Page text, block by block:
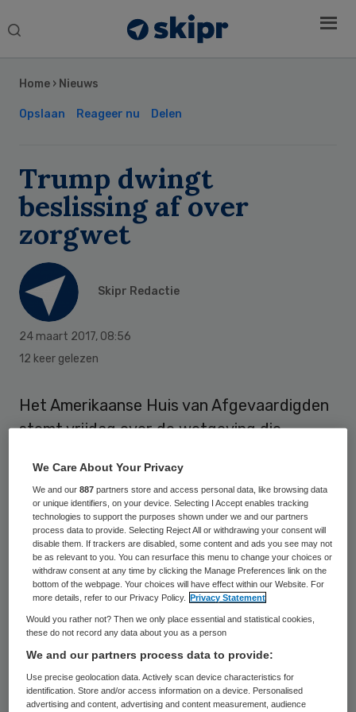
Search
Home › Nieuws
Opslaan Reageer nu Delen
Trump dwingt
beslissing af over
zorgwet
Skipr Redactie
24 maart 2017, 08:56
12 keer gelezen
Het Amerikaanse Huis van Afgevaardigden
stemt vrijdag over de wetgeving die
gezondheidskosten, moet ontmantelen en
vervangen. De stemming werd donderdag
uitgesteld omdat de Republikeinen niet
zeker wisten of ze genoeg steun hadden.
Republikeinen in het Huis maakten
donderdagavond (plaatselijke tijd) bekend
dat een stemming over ‘Trumpcare’
vrijdagmiddag zal plaatsvinden. Trump
verhoogde donderdag de druk op de
Republikeinen door de melden dat als de
Sidebar
We Care About Your Privacy
We and our887 partners store and access personal data, like browsing data
or unique identifiers, on your device. Selecting I Accept enables tracking
technologies to support the purposes shown under we and our partners
process data to provide. Selecting Reject All or withdrawing your consent will
disable them. If trackers are disabled, some content and ads you see may not
be as relevant to you. You can resurface this menu to change your choices or
withdraw consent at any time by clicking the Manage Preferences link on the
bottom of the webpage. Your choices will have effect within our Website. For
more details, refer to our Privacy Policy.
Privacy Statement
Would you rather not? Then we only place essential and statistical cookies,
these do not record any data about you as a person
We and our partners process data to provide:
Use precise geolocation data. Actively scan device characteristics for
identification. Store and/or access information on a device. Personalised
advertising and content, advertising and content measurement, audience